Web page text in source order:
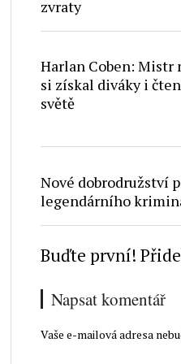
zvraty
Harlan Coben: Mistr
si získal diváky i
světě
Nové dobrodružství
legendárního
Buďte první!
Napsat komentář
Vaše e-mailová adresa